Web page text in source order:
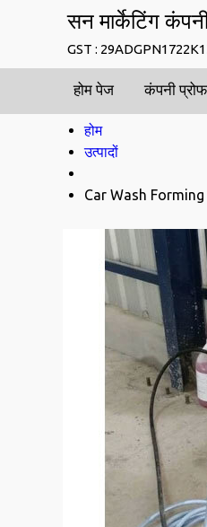
सन मार्केटिंग
GST :
होम पेज कंपनी
होम
उत्पादों
Car Wash